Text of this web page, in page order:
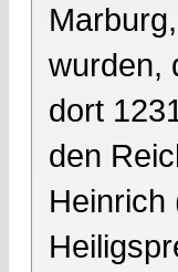
wurden,
dort
den
Heinrich